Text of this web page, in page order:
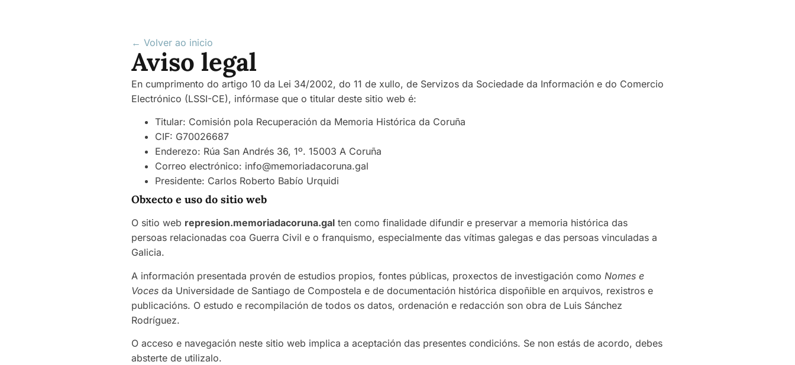
← Volver ao inicio
Aviso legal
En cumprimento do artigo 10 da Lei 34/2002, do 11 de xullo, de Servizos da Sociedade da Información e do Comercio
Electrónico (LSSI-CE), infórmase que o titular deste sitio web é:
Titular: Comisión pola Recuperación da Memoria Histórica da Coruña
CIF: G70026687
Enderezo: Rúa San Andrés 36, 1º. 15003 A Coruña
Correo electrónico: info@memoriadacoruna.gal
Presidente: Carlos Roberto Babío Urquidi
Obxecto e uso do sitio web
O sitio web represion.memoriadacoruna.gal ten como finalidade difundir e preservar a memoria histórica das
persoas relacionadas coa Guerra Civil e o franquismo, especialmente das vítimas galegas e das persoas vinculadas a
Galicia.
A información presentada provén de estudios propios, fontes públicas, proxectos de investigación como Nomes e
Voces da Universidade de Santiago de Compostela e de documentación histórica dispoñible en arquivos, rexistros e
publicacións. O estudo e recompilación de todos os datos, ordenación e redacción son obra de Luis Sánchez
Rodríguez.
O acceso e navegación neste sitio web implica a aceptación das presentes condicións. Se non estás de acordo, debes
absterte de utilizalo.